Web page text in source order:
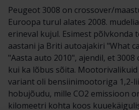
Peugeot 3008 on crossover/
Euroopa turul alates 2008.
erineval kujul. Esimest põlvkonda
aastani ja Briti autoajakiri "What
"Aasta auto 2010", ajendil, et
kui ka lõbus sõita.
variant oli bensiinimootoriga 1,2-
hobujõudu, mille CO2 emissioon
kilomeetri kohta koos